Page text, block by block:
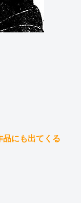
品にも出てくる